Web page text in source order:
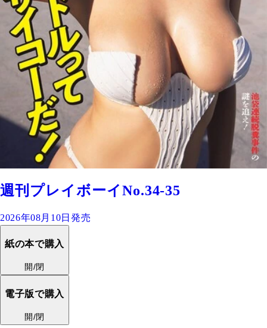
週刊プレイボーイNo.34-35
2026年08月10日発売
紙の本で購入
開/閉
電子版で購入
開/閉